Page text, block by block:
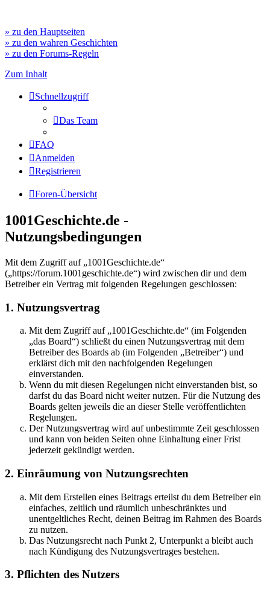
» zu den Hauptseiten
» zu den wahren Geschichten
» zu den Forums-Regeln
Zum Inhalt
Schnellzugriff
Das Team
FAQ
Anmelden
Registrieren
Foren-Übersicht
1001Geschichte.de -
Nutzungsbedingungen
Mit dem Zugriff auf „1001Geschichte.de“
(„https://forum.1001geschichte.de“) wird zwischen dir und dem
Betreiber ein Vertrag mit folgenden Regelungen geschlossen:
1. Nutzungsvertrag
Mit dem Zugriff auf „1001Geschichte.de“ (im Folgenden
„das Board“) schließt du einen Nutzungsvertrag mit dem
Betreiber des Boards ab (im Folgenden „Betreiber“) und
erklärst dich mit den nachfolgenden Regelungen
einverstanden.
Wenn du mit diesen Regelungen nicht einverstanden bist, so
darfst du das Board nicht weiter nutzen. Für die Nutzung des
Boards gelten jeweils die an dieser Stelle veröffentlichten
Regelungen.
Der Nutzungsvertrag wird auf unbestimmte Zeit geschlossen
und kann von beiden Seiten ohne Einhaltung einer Frist
jederzeit gekündigt werden.
2. Einräumung von Nutzungsrechten
Mit dem Erstellen eines Beitrags erteilst du dem Betreiber ein
einfaches, zeitlich und räumlich unbeschränktes und
unentgeltliches Recht, deinen Beitrag im Rahmen des Boards
zu nutzen.
Das Nutzungsrecht nach Punkt 2, Unterpunkt a bleibt auch
nach Kündigung des Nutzungsvertrages bestehen.
3. Pflichten des Nutzers